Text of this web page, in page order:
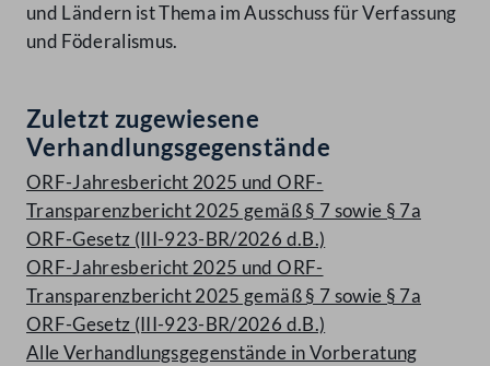
und Ländern ist Thema im Ausschuss für Verfassung
und Föderalismus.
Zuletzt zugewiesene
Verhandlungsgegenstände
ORF-Jahresbericht 2025 und ORF-
Transparenzbericht 2025 gemäß § 7 sowie § 7a
ORF-Gesetz (III-923-BR/2026 d.B.)
ORF-Jahresbericht 2025 und ORF-
Transparenzbericht 2025 gemäß § 7 sowie § 7a
ORF-Gesetz (III-923-BR/2026 d.B.)
Alle Verhandlungsgegenstände in Vorberatung